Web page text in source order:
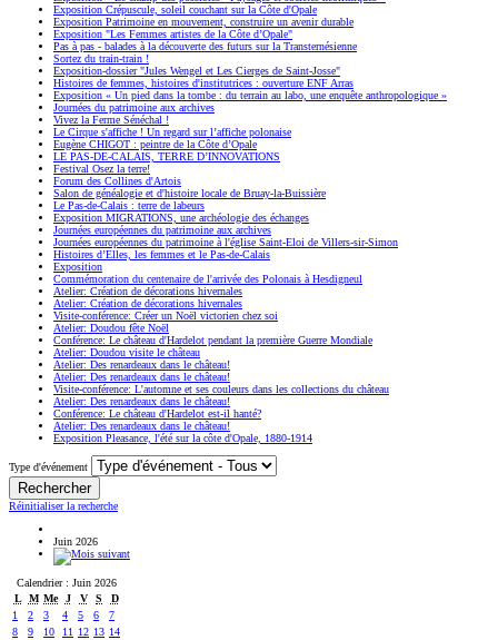
Exposition Crépuscule, soleil couchant sur la Côte d'Opale
Exposition Patrimoine en mouvement, construire un avenir durable
Exposition "Les Femmes artistes de la Côte d’Opale"
Pas à pas - balades à la découverte des futurs sur la Transternésienne
Sortez du train-train !
Exposition-dossier "Jules Wengel et Les Cierges de Saint-Josse"
Histoires de femmes, histoires d'institutrices : ouverture ENF Arras
Exposition « Un pied dans la tombe : du terrain au labo, une enquête anthropologique »
Journées du patrimoine aux archives
Vivez la Ferme Sénéchal !
Le Cirque s'affiche ! Un regard sur l’affiche polonaise
Eugène CHIGOT : peintre de la Côte d’Opale
LE PAS-DE-CALAIS, TERRE D’INNOVATIONS
Festival Osez la terre!
Forum des Collines d'Artois
Salon de généalogie et d'histoire locale de Bruay-la-Buissière
Le Pas-de-Calais : terre de labeurs
Exposition MIGRATIONS, une archéologie des échanges
Journées européennes du patrimoine aux archives
Journées européennes du patrimoine à l'église Saint-Eloi de Villers-sir-Simon
Histoires d’Elles, les femmes et le Pas-de-Calais
Exposition
Commémoration du centenaire de l'arrivée des Polonais à Hesdigneul
Atelier: Création de décorations hivernales
Atelier: Création de décorations hivernales
Visite-conférence: Créer un Noël victorien chez soi
Atelier: Doudou fête Noël
Conférence: Le château d'Hardelot pendant la première Guerre Mondiale
Atelier: Doudou visite le château
Atelier: Des renardeaux dans le château!
Atelier: Des renardeaux dans le château!
Visite-conférence: L'automne et ses couleurs dans les collections du château
Atelier: Des renardeaux dans le château!
Conférence: Le château d'Hardelot est-il hanté?
Atelier: Des renardeaux dans le château!
Exposition Pleasance, l'été sur la côte d'Opale, 1880-1914
Type d'événement
Réinitialiser la recherche
Juin 2026
Calendrier : Juin 2026
L M Me J V S
D
1
2 3 4 5 6
7
8
9 10 11 12 13 14